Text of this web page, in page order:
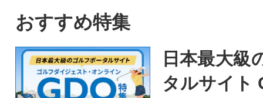
おすすめ特集
日本最大級
タルサイト